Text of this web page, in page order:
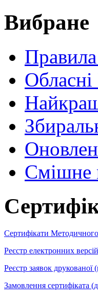
Вибране
Cмішне
Сертифікати
Реєстр електронних
Реєстр заявок друкованої
Замовлення сертифіката